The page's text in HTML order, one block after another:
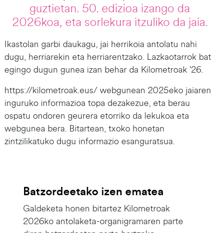
guztietan. 50. edizioa izango da
2026koa, eta sorlekura itzuliko da jaia.
Ikastolan garbi daukagu, jai herrikoia antolatu nahi
dugu, herriarekin eta herriarentzako. Lazkaotarrok bat
egingo dugun gunea izan behar da Kilometroak '26.
https://kilometroak.eus/ webgunean 2025eko jaiaren
inguruko informazioa topa dezakezue, eta berau
ospatu ondoren geurera etorriko da lekukoa eta
webgunea bera. Bitartean, txoko honetan
zintzilikatuko dugu informazio esanguratsua.
Batzordeetako izen ematea
Galdeketa honen bitartez Kilometroak
2026ko antolaketa-organigramaren parte